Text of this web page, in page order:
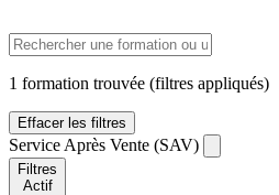
1 formation trouvée (filtres appliqués)
Effacer les filtres
Service Après Vente (SAV)
Filtres
Actif